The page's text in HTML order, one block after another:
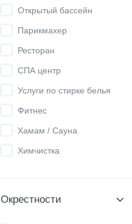
Открытый бассейн
Парикмахер
Ресторан
СПА центр
Услуги по стирке белья
Фитнес
Хамам / Сауна
Химчистка
Окрестности